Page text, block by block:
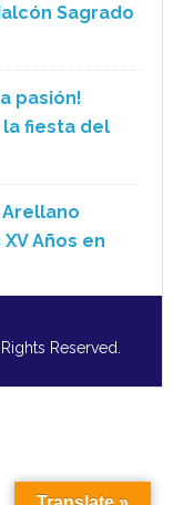
Sagrado
pasión!
la fiesta del
Arellano
Años en
Reserved.